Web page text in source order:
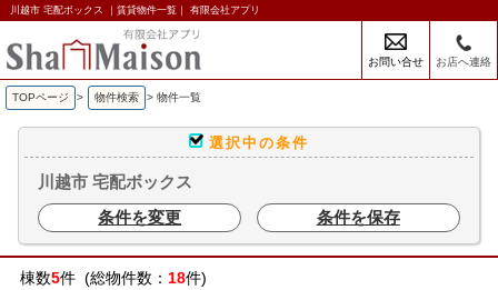
川越市 宅配ボックス ｜賃貸物件一覧｜ 有限会社アプリ
お問い合せ お店へ連絡
TOPページ > 物件検索 > 物件一覧
選択中の条件
川越市 宅配ボックス
条件を変更
条件を保存
棟数5件 (総物件数： 18件)